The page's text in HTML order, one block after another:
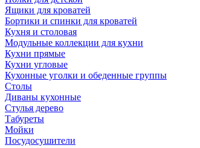
Ящики для кроватей
Бортики и спинки для кроватей
Кухня и столовая
Модульные коллекции для кухни
Кухни прямые
Кухни угловые
Кухонные уголки и обеденные группы
Столы
Диваны кухонные
Стулья дерево
Табуреты
Мойки
Посудосушители